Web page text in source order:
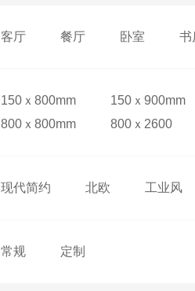
客厅 餐厅 卧室 书
150ｘ800mm
150ｘ900mm
800ｘ800mm
800ｘ2600
现代简约 北欧 工业风
常规 定制